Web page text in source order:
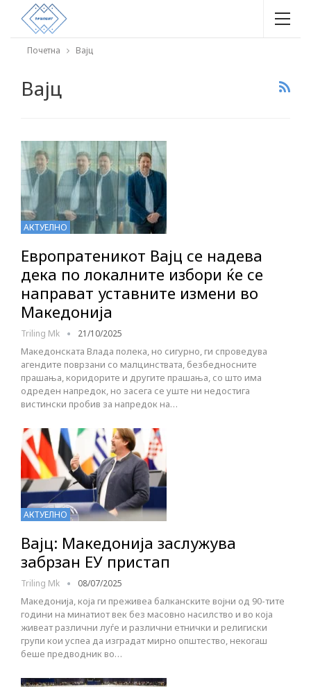
Почетна Вајц
Вајц
АКТУЕЛНО
Европратеникот Вајц се надева
дека по локалните избори ќе се
направат уставните измени во
Македонија
Triling Mk 21/10/2025
Македонската Влада полека, но сигурно, ги спроведува
агендите поврзани со малцинствата, безбедносните
прашања, коридорите и другите прашања, со што има
одреден напредок, но засега се уште ни недостига
вистински пробив за напредок на…
АКТУЕЛНО
Вајц: Македонија заслужува
забрзан ЕУ пристап
Triling Mk 08/07/2025
Македонија, која ги преживеа балканските војни од 90-тите
години на минатиот век без масовно насилство и во која
живеат различни луѓе и различни етнички и религиски
групи кои успеа да изградат мирно општество, некогаш
беше предводник во…